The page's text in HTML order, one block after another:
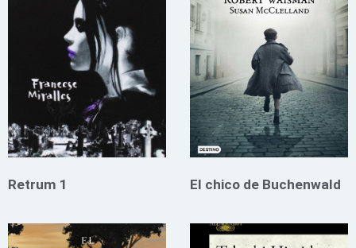
Retrum 1 El chico de Buchenwald